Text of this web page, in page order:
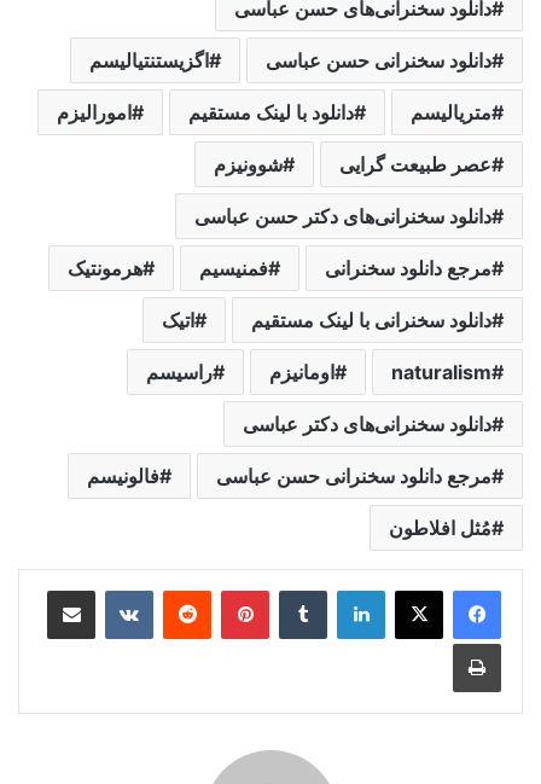
دانلود سخنرانی‌های حسن عباسی
دانلود سخنرانی حسن عباسی اگزیستنتیالیسم
متریالیسم دانلود با لینک مستقیم امورالیزم
عصر طبیعت گرایی شوونیزم
دانلود سخنرانی‌های دکتر حسن عباسی
مرجع دانلود سخنرانی فمنیسیم هرمونتیک
دانلود سخنرانی با لینک مستقیم اتیک
naturalism اومانیزم راسیسم
دانلود سخنرانی‌های دکتر عباسی
مرجع دانلود سخنرانی حسن عباسی فالونیسم
مُثل افلاطون
لینکدین ‫تامبلر ‫پین‌ترست‫رددیت ‫VKontakteاشتراک گذاری از طریق ایمیل
چاپ